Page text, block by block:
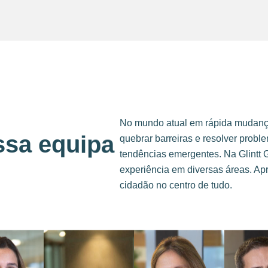
equipa
No mundo atual em rápida
quebrar barreiras e resolver
tendências emergentes. Na Glintt
experiência em diversas áreas.
cidadão no centro de tudo.
Silva Name |
Augusto
Name |Tiago Pinto Name |
Martins